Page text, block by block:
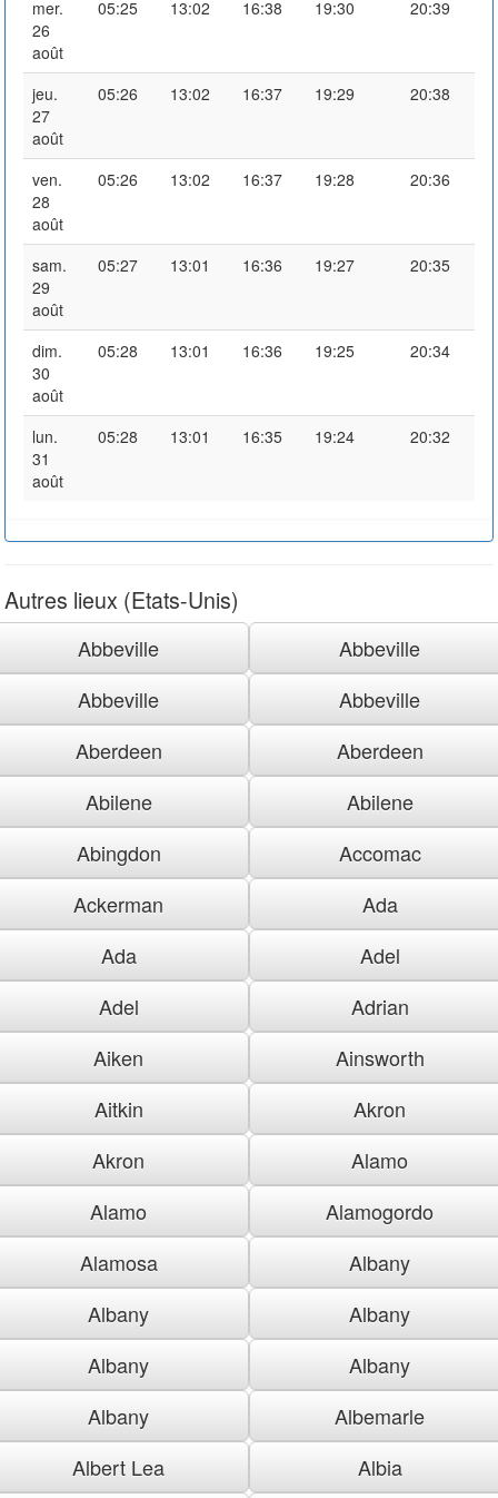
mer.
26
août
05:25 13:02 16:38 19:30 20:39
jeu.
27
août
05:26 13:02 16:37 19:29 20:38
ven.
28
août
05:26 13:02 16:37 19:28 20:36
sam.
29
août
05:27 13:01 16:36 19:27 20:35
dim.
30
août
05:28 13:01 16:36 19:25 20:34
lun.
31
août
05:28 13:01 16:35 19:24 20:32
Autres lieux (Etats-Unis)
Abbeville
Abbeville
Abbeville
Abbeville
Aberdeen
Aberdeen
Abilene
Abilene
Abingdon
Accomac
Ackerman
Ada
Ada
Adel
Adel
Adrian
Aiken
Ainsworth
Aitkin
Akron
Akron
Alamo
Alamo
Alamogordo
Alamosa
Albany
Albany
Albany
Albany
Albany
Albany
Albemarle
Albert Lea
Albia